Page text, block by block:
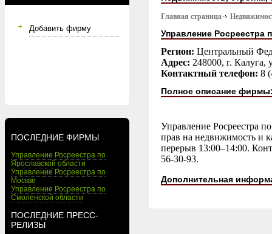
Добавить фирму
ПОСЛЕДНИЕ ФИРМЫ
Управление Росреестра по
Ярославской области
Управление Росреестра по
Москве
Управление Росреестра по
Смоленской области
ПОСЛЕДНИЕ ПРЕСС-
РЕЛИЗЫ
Главная страница
Управление Росреестра
Регион: Центральный
Адрес: 248000, г. Калуга,
Контактный телефон: 8
Полное описание
Управление Росреестра
прав на недвижимость и
перерыв 13:00–14:00.
56-30-93.
Дополнительная